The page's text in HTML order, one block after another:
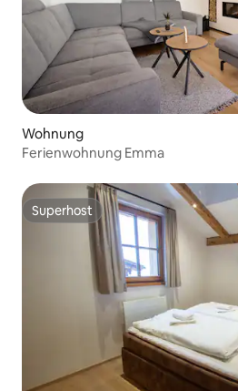
Wohnung
Ferienwohnung Emma
Superhost
Superhost